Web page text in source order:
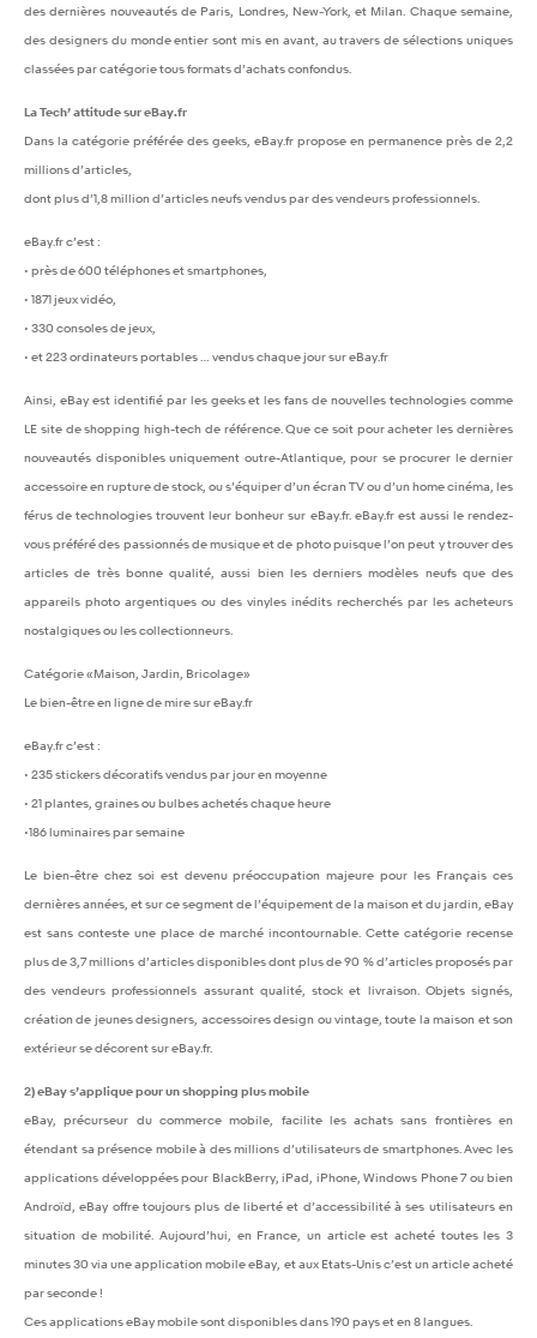
des dernières nouveautés de Paris, Londres, New-York, et Milan. Chaque semaine,
des designers du monde entier sont mis en avant, au travers de sélections uniques
classées par catégorie tous formats d’achats confondus.
La Tech’ attitude sur eBay.fr
Dans la catégorie préférée des geeks, eBay.fr propose en permanence près de 2,2
millions d’articles,
dont plus d’1,8 million d’articles neufs vendus par des vendeurs professionnels.
eBay.fr c’est :
• près de 600 téléphones et smartphones,
• 1871 jeux vidéo,
• 330 consoles de jeux,
• et 223 ordinateurs portables … vendus chaque jour sur eBay.fr
Ainsi, eBay est identifié par les geeks et les fans de nouvelles technologies comme
LE site de shopping high-tech de référence. Que ce soit pour acheter les dernières
nouveautés disponibles uniquement outre-Atlantique, pour se procurer le dernier
accessoire en rupture de stock, ou s’équiper d’un écran TV ou d’un home cinéma, les
férus de technologies trouvent leur bonheur sur eBay.fr. eBay.fr est aussi le rendez-
vous préféré des passionnés de musique et de photo puisque l’on peut y trouver des
articles de très bonne qualité, aussi bien les derniers modèles neufs que des
appareils photo argentiques ou des vinyles inédits recherchés par les acheteurs
nostalgiques ou les collectionneurs.
Catégorie «Maison, Jardin, Bricolage»
Le bien-être en ligne de mire sur eBay.fr
eBay.fr c’est :
• 235 stickers décoratifs vendus par jour en moyenne
• 21 plantes, graines ou bulbes achetés chaque heure
•186 luminaires par semaine
Le bien-être chez soi est devenu préoccupation majeure pour les Français ces
dernières années, et sur ce segment de l’équipement de la maison et du jardin, eBay
est sans conteste une place de marché incontournable. Cette catégorie recense
plus de 3,7 millions d’articles disponibles dont plus de 90 % d’articles proposés par
des vendeurs professionnels assurant qualité, stock et livraison. Objets signés,
création de jeunes designers, accessoires design ou vintage, toute la maison et son
extérieur se décorent sur eBay.fr.
2) eBay s’applique pour un shopping plus mobile
eBay, précurseur du commerce mobile, facilite les achats sans frontières en
étendant sa présence mobile à des millions d’utilisateurs de smartphones. Avec les
applications développées pour BlackBerry, iPad, iPhone, Windows Phone 7 ou bien
Androïd, eBay offre toujours plus de liberté et d’accessibilité à ses utilisateurs en
situation de mobilité. Aujourd’hui, en France, un article est acheté toutes les 3
minutes 30 via une application mobile eBay, et aux Etats-Unis c’est un article acheté
par seconde !
Ces applications eBay mobile sont disponibles dans 190 pays et en 8 langues.